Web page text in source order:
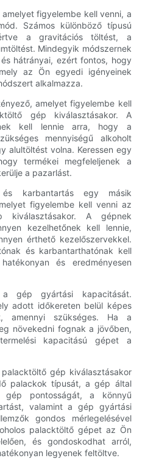
figyelembe kell venni, a
Számos különböző típusú
a gravitációs töltést, a
Mindegyik módszernek
hátrányai, ezért fontos, hogy
az Ön egyedi igényeinek
alkalmazza.
amelyet figyelembe kell
gép kiválasztásakor. A
kell lennie arra, hogy a
mennyiségű alkoholt
alultöltést volna. Keressen egy
termékei megfeleljenek a
a pazarlást.
karbantartás egy másik
figyelembe kell venni az
kiválasztásakor. A gépnek
kezelhetőnek kell lennie,
érthető kezelőszervekkel.
és karbantarthatónak kell
és eredményesen
gép gyártási kapacitását.
adott időkereten belül képes
amennyi szükséges. Ha a
növekedni fognak a jövőben,
kapacitású gépet a
gép kiválasztásakor
palackok típusát, a gép által
pontosságát, a könnyű
valamint a gép gyártási
gondos mérlegelésével
palacktöltő gépet az Ön
és gondoskodhat arról,
legyenek feltöltve.